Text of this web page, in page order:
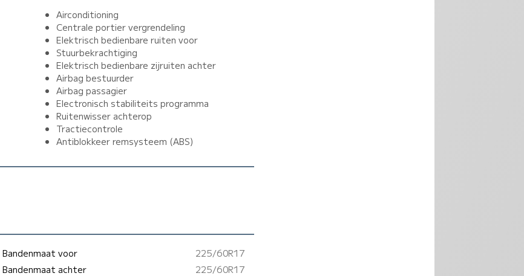
Airconditioning
Centrale portier vergrendeling
Elektrisch bedienbare ruiten voor
Stuurbekrachtiging
Elektrisch bedienbare zijruiten achter
Airbag bestuurder
Airbag passagier
Electronisch stabiliteits programma
Ruitenwisser achterop
Tractiecontrole
Antiblokkeer remsysteem (ABS)
Bandenmaat voor
225/60R17
Bandenmaat achter
225/60R17